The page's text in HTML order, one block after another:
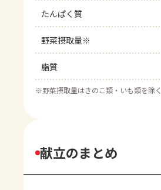
たんぱく質
野菜摂取量※
脂質
※野菜摂取量はきのこ類・いも類を除く
献立のまとめ